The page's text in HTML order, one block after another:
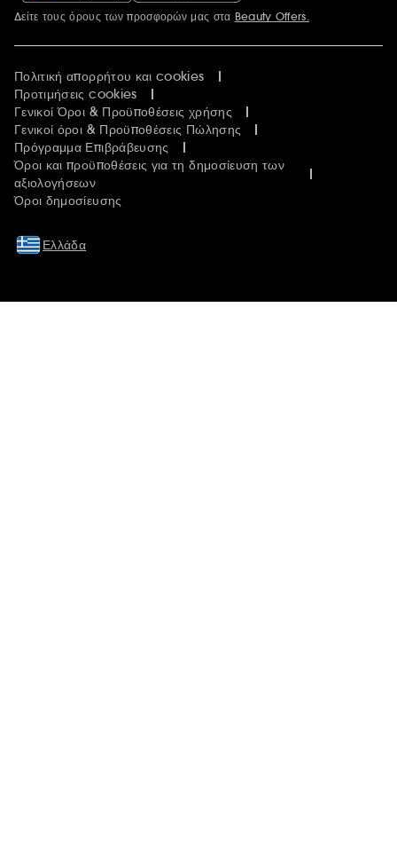
Περισσότερες πληροφορίες
Δείτε τους όρους των προσφορών μας στα Beauty Offers.
Πολιτική απορρήτου και cookies
Προτιμήσεις cookies
Γενικοί Όροι & Προϋποθέσεις χρήσης
Γενικοί όροι & Προϋποθέσεις Πώλησης
Πρόγραμμα Επιβράβευσης
Όροι και προϋποθέσεις για τη δημοσίευση των
αξιολογήσεων
Όροι δημοσίευσης
Ελλάδα